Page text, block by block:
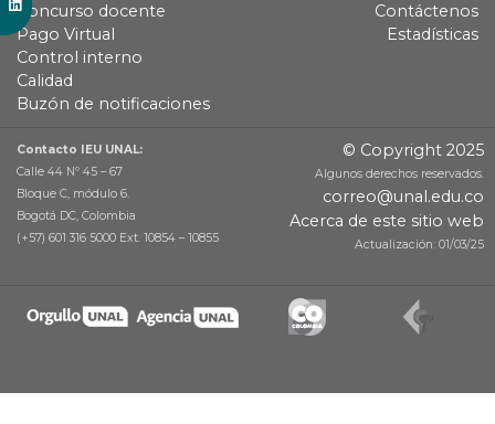
Concurso docente
Pago Virtual
Control interno
Calidad
Buzón de notificaciones
Contáctenos
Estadísticas
Contacto IEU UNAL:
Calle 44 Nº 45 – 67
Bloque C, módulo 6.
Bogotá DC, Colombia
(+57) 601 316 5000 Ext. 10854 – 10855
© Copyright 2025
Algunos derechos reservados.
correo@unal.edu.co
Acerca de este sitio web
Actualización: 01/03/25